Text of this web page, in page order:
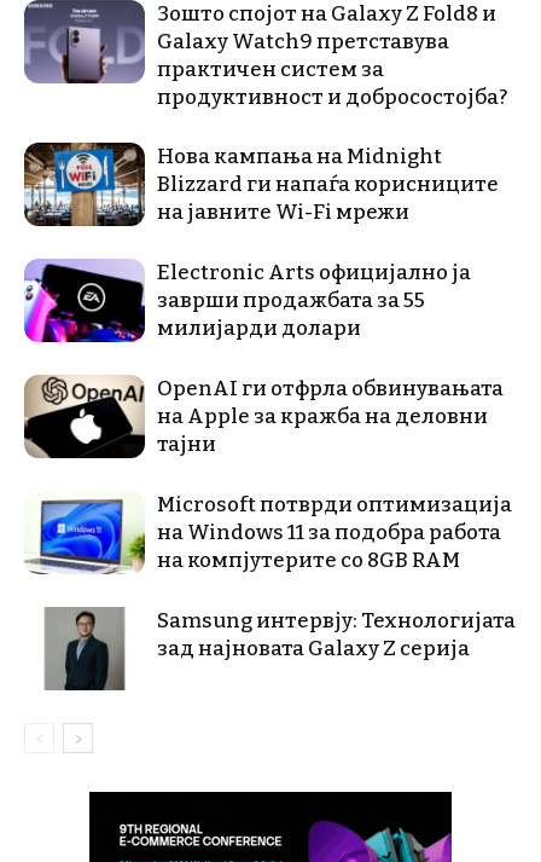
Зошто спојот на Galaxy Z Fold8 и
Galaxy Watch9 претставува
практичен систем за
продуктивност и добросостојба?
Нова кампања на Midnight
Blizzard ги напаѓа корисниците
на јавните Wi-Fi мрежи
Electronic Arts официјално ја
заврши продажбата за 55
милијарди долари
OpenAI ги отфрла обвинувањата
на Apple за кражба на деловни
тајни
Microsoft потврди оптимизација
на Windows 11 за подобра работа
на компјутерите со 8GB RAM
Samsung интервју: Технологијата
зад најновата Galaxy Z серија